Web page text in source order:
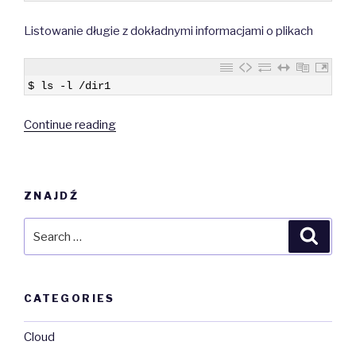
Listowanie długie z dokładnymi informacjami o plikach
$ ls -l /dir1
Continue reading“Podstawowe
ZNAJDŹ
for:
CATEGORIES
Cloud